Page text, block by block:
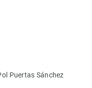
Puertas Sánchez